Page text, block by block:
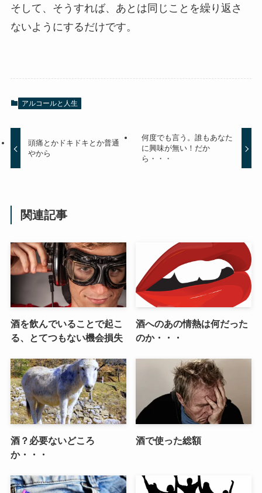
そして、そうすれば、あとは同じことを繰り返さ
ないようにするだけです。
アルコールと人生
頭痛とかドキドキとか普通
やから
何度でも言う。誰もあなた
に興味が無い！だか
ら・・・
関連記事
酒を飲んでいることで起こ
る、とてつもない機会損失
酒へのあの情熱は何だった
のか・・・
酒？必要ないどころ
か・・・
酒で使った総額